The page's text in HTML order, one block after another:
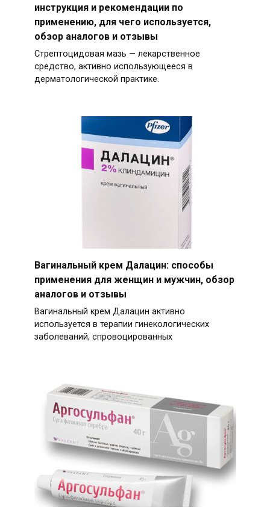
инструкция и рекомендации по
применению, для чего используется,
обзор аналогов и отзывы
Стрептоцидовая мазь — лекарственное
средство, активно использующееся в
дерматологической практике.
Вагинальный крем Далацин: способы
применения для женщин и мужчин, обзор
аналогов и отзывы
Вагинальный крем Далацин активно
используется в терапии гинекологических
заболеваний, спровоцированных